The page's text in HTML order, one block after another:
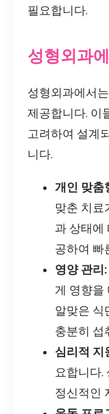
필요합니다.
성형외과
성형외과에서
제공합니다. 이
고려하여 설계
니다.
개인 맞춤
맞춘 치료
과 상태에
공하여 빠
영양 관리:
게 영향을
알맞은 식
충분히 섭
심리적 지
요합니다.
정신적인